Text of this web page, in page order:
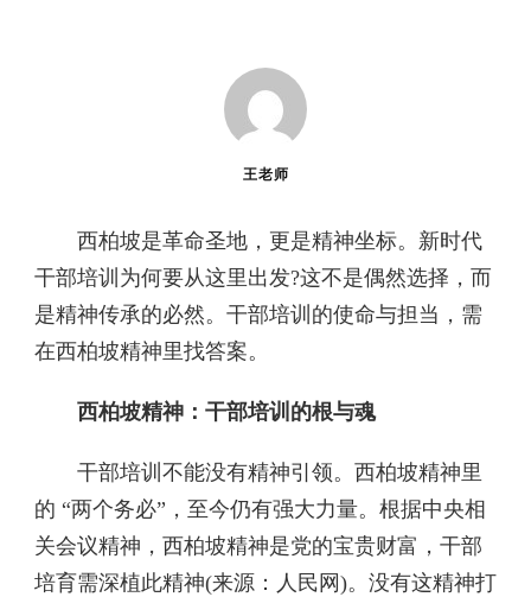
王老师
西柏坡是革命圣地，更是精神坐标。新时代
干部培训为何要从这里出发?这不是偶然选择，而
是精神传承的必然。干部培训的使命与担当，需
在西柏坡精神里找答案。​
西柏坡精神：干部培训的根与魂​
干部培训不能没有精神引领。西柏坡精神里
的 “两个务必”，至今仍有强大力量。根据中央相
关会议精神，西柏坡精神是党的宝贵财富，干部
培育需深植此精神(来源：人民网)。没有这精神打